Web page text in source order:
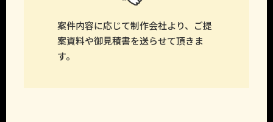
案件内容に応じて制作会社より、ご提
案資料や御見積書を送らせて頂きま
す。